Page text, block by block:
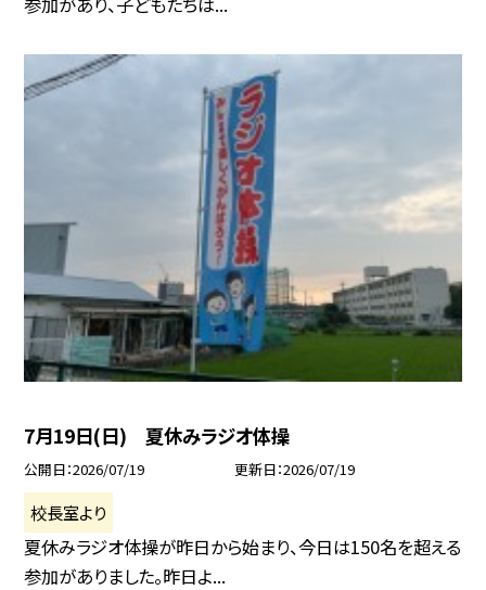
7月19日(日) 夏休みラジオ体操
公開日 2026/07/19 更新日 2026/07/19
校長室より
夏休みラジオ体操が昨日から始まり、今日は150名を超える
参加がありました。昨日よ...